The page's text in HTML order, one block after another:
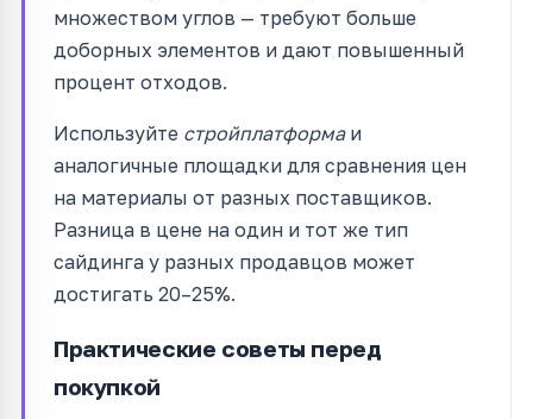
множеством углов — требуют больше
доборных элементов и дают повышенный
процент отходов.
Используйте стройплатформаи
аналогичные площадки для сравнения цен
на материалы от разных поставщиков.
Разница в цене на один и тот же тип
сайдинга у разных продавцов может
достигать 20–25%.
Практические советы перед
покупкой